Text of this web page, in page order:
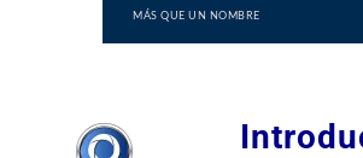
MÁS QUE UN NOMBRE